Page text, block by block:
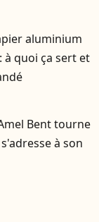
aluminium
à quoi ça sert et
Bent tourne
à son